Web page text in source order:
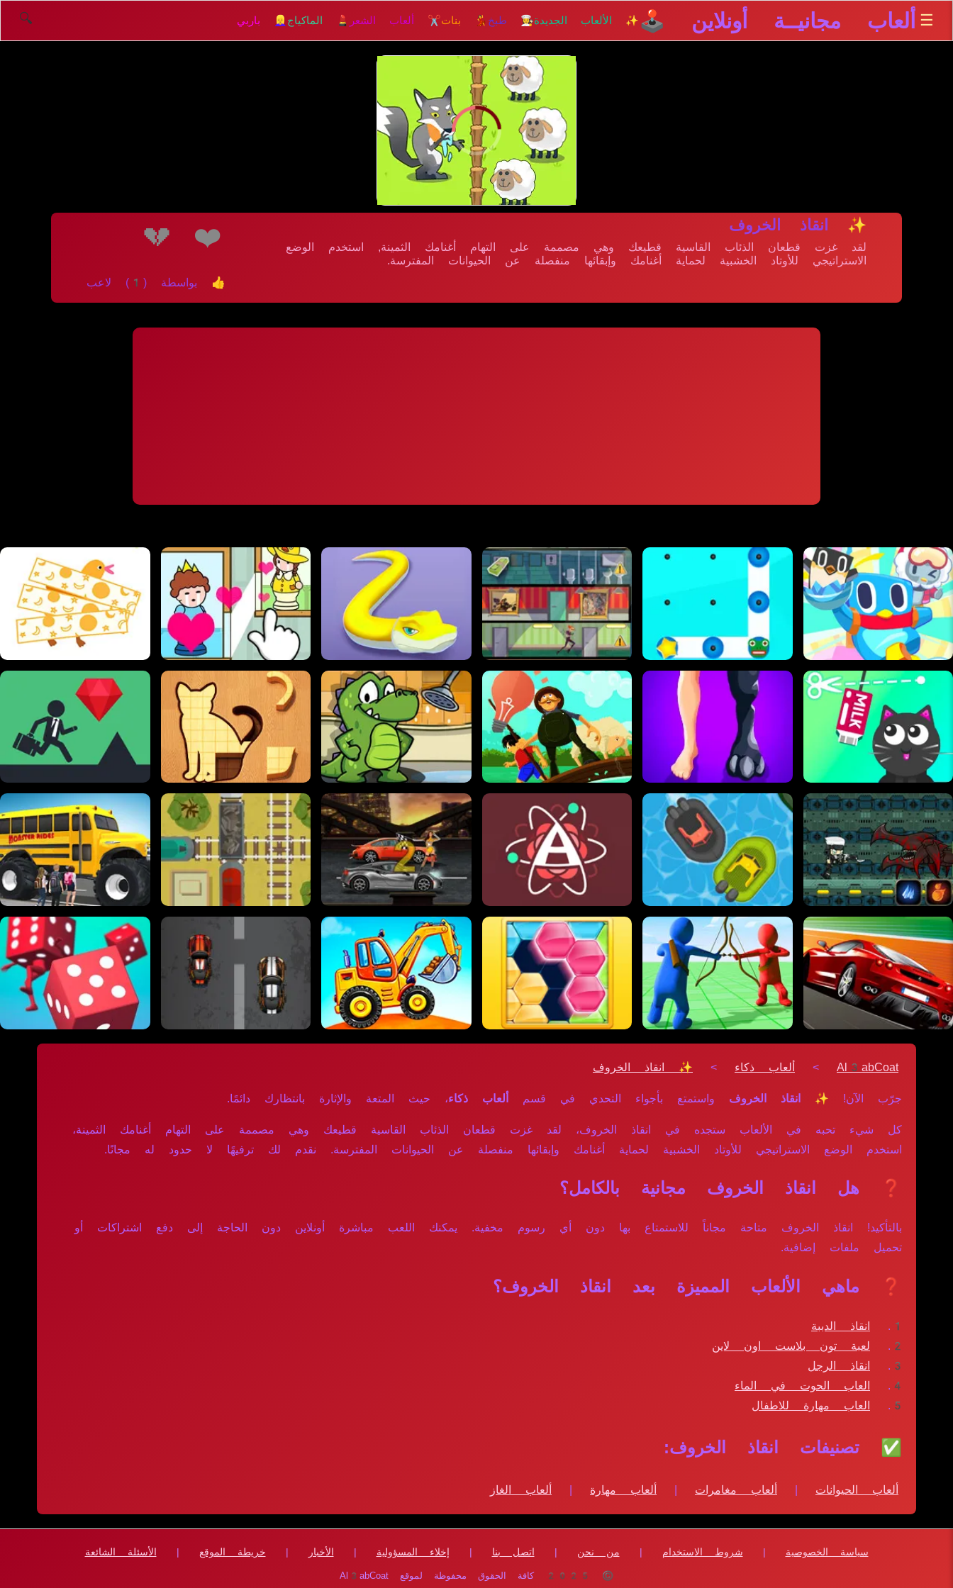
☰ ألعاب مجانيــة أونلاين 🕹️ ✨ الألعاب الجديدة👩‍🍳 طبخ 💃 بنات✂️ ألعاب الشعر 💄 الماكياج 👱‍♀️ باربي 🔍
❤️
💔
👍 بواسطة (1) لاعب
✨ انقاذ الخروف
لقد غزت قطعان الذئاب القاسية قطيعك وهي مصممة على التهام أغنامك الثمينة, استخدم الوضع
الاستراتيجي للأوتاد الخشبية لحماية أغنامك وإبقائها منفصلة عن الحيوانات المفترسة.
Al3abCoat
> ألعاب ذكاء > ✨ انقاذ الخروف
جرّب الآن! ✨ انقاذ الخروف واستمتع بأجواء التحدي في قسم ألعاب ذكاء، حيث المتعة والإثارة بانتظارك دائمًا.
كل شيء تحبه في الألعاب ستجده في انقاذ الخروف، لقد غزت قطعان الذئاب القاسية قطيعك وهي مصممة على التهام أغنامك الثمينة،
استخدم الوضع الاستراتيجي للأوتاد الخشبية لحماية أغنامك وإبقائها منفصلة عن الحيوانات المفترسة. نقدم لك ترفيهًا لا حدود له مجانًا.
❓ هل انقاذ الخروف مجانية بالكامل؟
بالتأكيد! انقاذ الخروف متاحة مجاناً للاستمتاع بها دون أي رسوم مخفية. يمكنك اللعب مباشرة أونلاين دون الحاجة إلى دفع اشتراكات أو
تحميل ملفات إضافية.
❓ ماهي الألعاب المميزة بعد انقاذ الخروف؟
انقاذ الدببة
لعبة تون بلاست اون لاين
انقاذ الرجل
العاب الحوت في الماء
العاب مهارة للاطفال
✅ تصنيفات انقاذ الخروف:
ألعاب الحيوانات | ألعاب مغامرات | ألعاب مهارة | ألعاب الغاز
سياسة الخصوصية | شروط الاستخدام | من نحن | اتصل بنا | إخلاء المسؤولية | الأخبار | خريطة الموقع | الأسئلة الشائعة
© 2025 كافة الحقوق محفوظة لموقع Al3abCoat